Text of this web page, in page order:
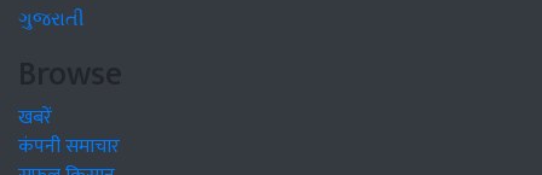
ગુજરાતી
Browse
खबरें
कंपनी समाचार